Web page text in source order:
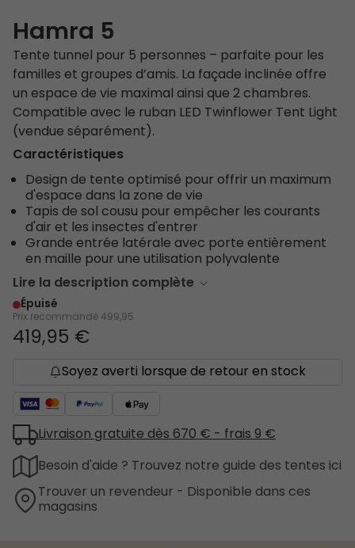
Hamra 5
Tente tunnel pour 5 personnes – parfaite pour les
familles et groupes d’amis. La façade inclinée offre
un espace de vie maximal ainsi que 2 chambres.
Compatible avec le ruban LED Twinflower Tent Light
(vendue séparément).
Caractéristiques
Design de tente optimisé pour offrir un maximum
d'espace dans la zone de vie
Tapis de sol cousu pour empêcher les courants
d'air et les insectes d'entrer
Grande entrée latérale avec porte entièrement
en maille pour une utilisation polyvalente
Lire la description complète
Épuisé
Prix recommandé499,95
419,95 €
Soyez averti lorsque de retour en stock
Livraison gratuite dès 670 € - frais 9 €
Besoin d'aide ? Trouvez notre guide des tentes ici
Trouver un revendeur - Disponible dans ces
magasins